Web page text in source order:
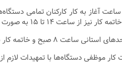
کار ساعت ۱۴ تعیین شده است.
موظفی دستگاه‌ها با تمهیدات لازم